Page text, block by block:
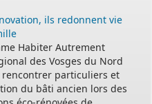
ils redonnent vie
Habiter Autrement
des Vosges du Nord
rencontrer particuliers et
du bâti ancien lors des